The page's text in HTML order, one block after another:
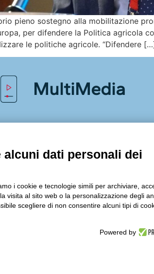
pieno sostegno alla mobilitazione
per difendere la Politica agricola
le politiche agricole. “Difendere
MultiMedia
Accedi a Youtube
Seguici sui nostri canali
dati personali dei
i cookie e tecnologie simili per archiviare,
visita al sito web o la personalizzazione degli
scegliere di non consentire alcuni tipi di
Powered by